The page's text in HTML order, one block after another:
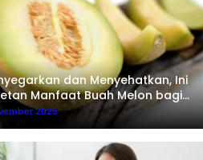
dan Menyehatkan, Ini
Manfaat Buah Melon bagi
2025